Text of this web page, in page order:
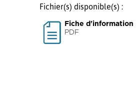
Fichier(s) disponible(s) :
Fiche d'information
PDF